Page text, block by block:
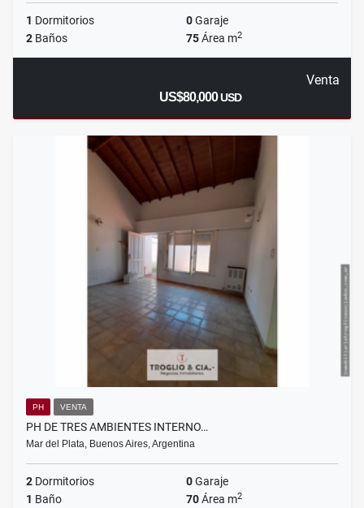
1 Dormitorios 0Garaje
2 Baños 75Área m2
Venta
US$80,000USD
PH VENTA
PH DE TRES AMBIENTES INTERNO…
Mar del Plata, Buenos Aires, Argentina
2 Dormitorios 0Garaje
1 Baño 70Área m2